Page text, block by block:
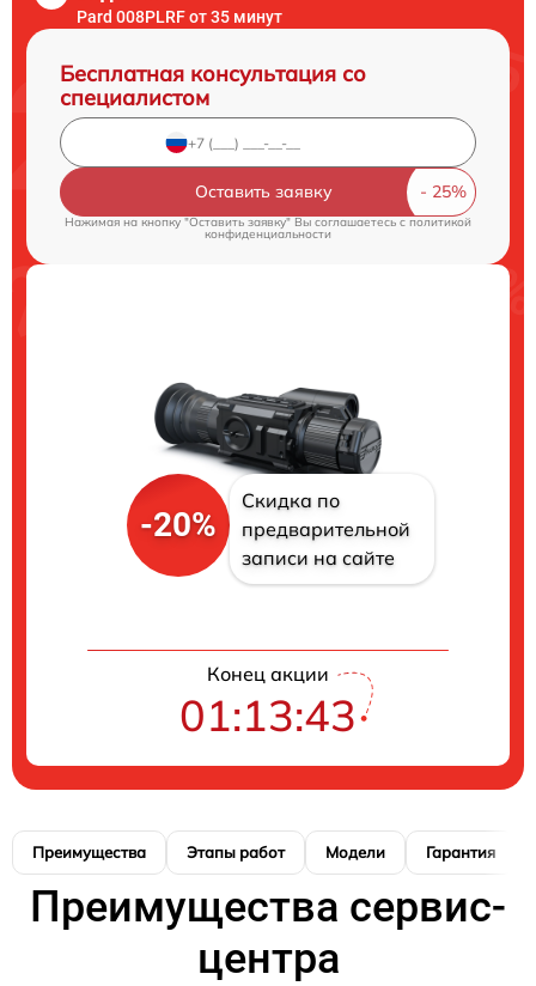
Pard 008PLRF от 35 минут
Бесплатная консультация со
специалистом
Оставить заявку
Нажимая на кнопку "Оставить заявку" Вы соглашаетесь c политикой
конфиденциальности
-20%
Скидка по
предварительной
записи на сайте
Конец акции
01:13:42
Преимущества Этапы работ Модели Гарантия
Преимущества сервис-
центра